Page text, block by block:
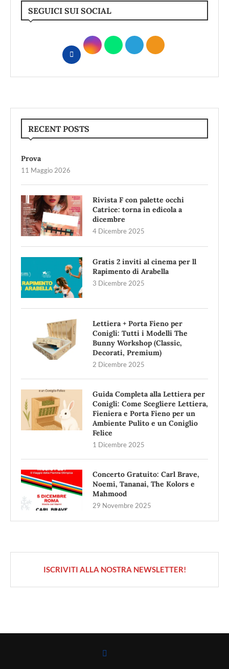
SEGUICI SUI SOCIAL
RECENT POSTS
Prova
11 Maggio 2026
Rivista F con palette occhi
Catrice: torna in edicola a
dicembre
4 Dicembre 2025
Gratis 2 inviti al cinema per ll
Rapimento di Arabella
3 Dicembre 2025
Lettiera + Porta Fieno per
Conigli: Tutti i Modelli The
Bunny Workshop (Classic,
Decorati, Premium)
2 Dicembre 2025
Guida Completa alla Lettiera per
Conigli: Come Scegliere Lettiera,
Fieniera e Porta Fieno per un
Ambiente Pulito e un Coniglio
Felice
1 Dicembre 2025
Concerto Gratuito: Carl Brave,
Noemi, Tananai, The Kolors e
Mahmood
29 Novembre 2025
ISCRIVITI ALLA NOSTRA NEWSLETTER!